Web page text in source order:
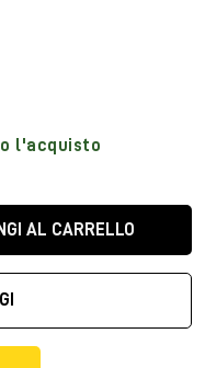
l'acquisto
AL CARRELLO